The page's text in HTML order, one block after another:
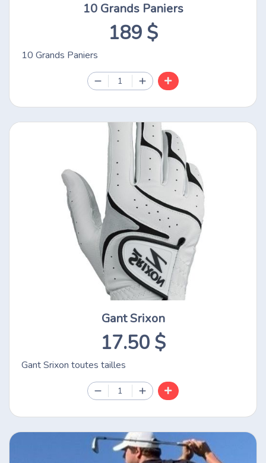
10 Grands Paniers
189 $
10 Grands Paniers
1
Gant Srixon
17.50 $
Gant Srixon toutes tailles
1